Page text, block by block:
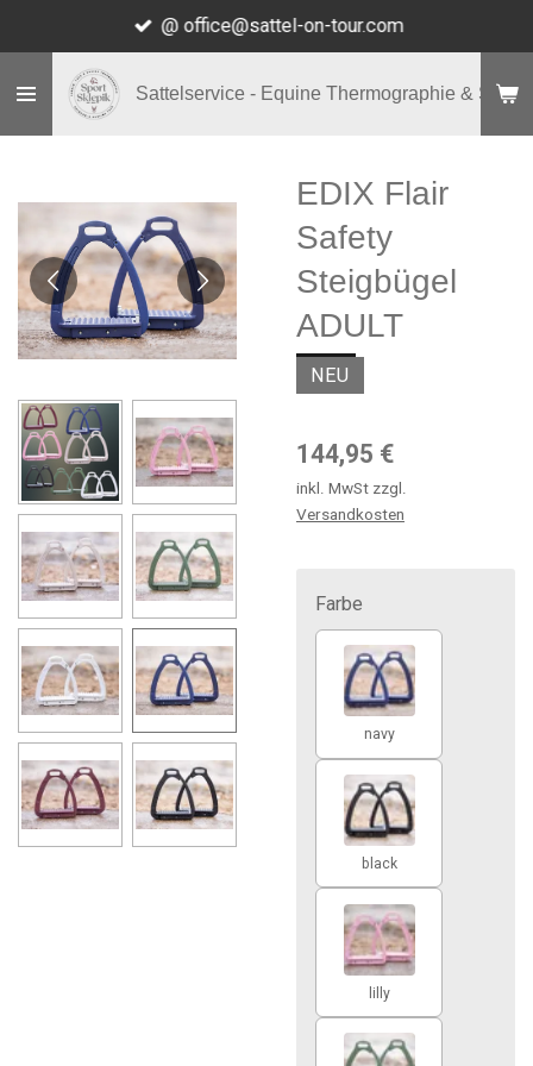
Hauptinhalt
springen
Sattelservice - Equine Thermographie & Shop
@ office@sattel-on-tour.com
EDIX Flair
Safety
Steigbügel
ADULT
NEU
144,95 €
inkl. MwSt zzgl.
Versandkosten
Farbe
navy
black
lilly